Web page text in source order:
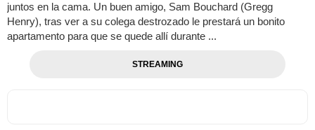
juntos en la cama. Un buen amigo, Sam Bouchard (Gregg
Henry), tras ver a su colega destrozado le prestará un bonito
apartamento para que se quede allí durante ...
STREAMING